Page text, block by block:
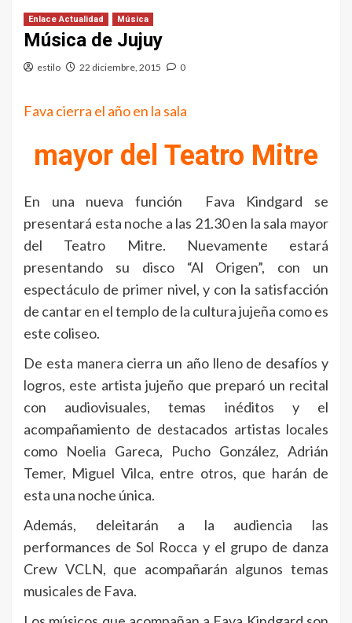
Enlace Actualidad Música
Música de Jujuy
estilo 22 diciembre, 2015 0
​Fava cierra el año en la sala
mayor del Teatro Mitre
En una nueva función Fava Kindgard se
presentará esta noche a las 21.30 en la sala mayor
del Teatro Mitre. Nuevamente estará
presentando su disco “Al Origen”, con un
espectáculo de primer nivel, y con la satisfacción
de cantar en el templo de la cultura jujeña como es
este coliseo.
De esta manera cierra un año lleno de desafíos y
logros, este artista jujeño que preparó un recital
con audiovisuales, temas inéditos y el
acompañamiento de destacados artistas locales
como Noelia Gareca, Pucho González, Adrián
Temer, Miguel Vilca, entre otros, que harán de
esta una noche única.
Además, deleitarán a la audiencia las
performances de Sol Rocca y el grupo de danza
Crew VCLN, que acompañarán algunos temas
musicales de Fava.